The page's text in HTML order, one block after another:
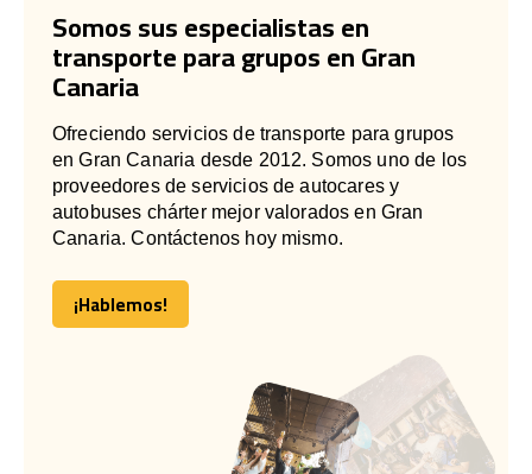
Somos sus especialistas en
transporte para grupos en Gran
Canaria
Ofreciendo servicios de transporte para grupos
en Gran Canaria desde 2012. Somos uno de los
proveedores de servicios de autocares y
autobuses chárter mejor valorados en Gran
Canaria. Contáctenos hoy mismo.
¡Hablemos!
¡Hablemos!